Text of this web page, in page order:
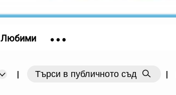
| |
Любими